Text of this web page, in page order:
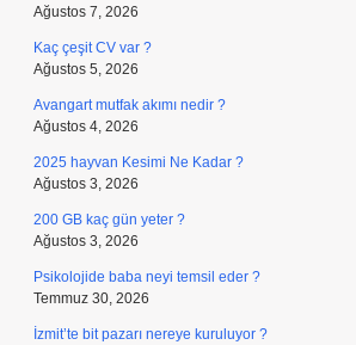
Ağustos 7, 2026
Kaç çeşit CV var ?
Ağustos 5, 2026
Avangart mutfak akımı nedir ?
Ağustos 4, 2026
2025 hayvan Kesimi Ne Kadar ?
Ağustos 3, 2026
200 GB kaç gün yeter ?
Ağustos 3, 2026
Psikolojide baba neyi temsil eder ?
Temmuz 30, 2026
İzmit’te bit pazarı nereye kuruluyor ?